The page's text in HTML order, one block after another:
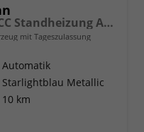
2.0 TDI Sport Edition LÜ ACC Standheizung AHK
mit Tageszulassung
Automatik
Starlightblau Metallic
10 km